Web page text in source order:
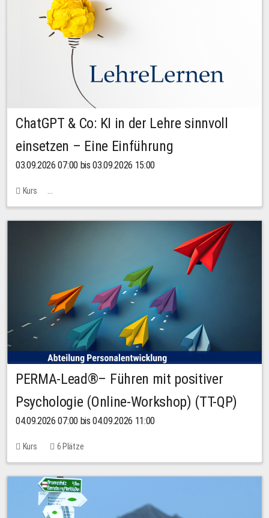
ChatGPT & Co: KI in der Lehre sinnvoll
einsetzen – Eine Einführung
03.09.2026 07:00 bis 03.09.2026 15:00
Kurs
Bachstraße 18k - SR 102 (Seminarraum Servicestelle LehreLernen)
PERMA-Lead®– Führen mit positiver
Psychologie (Online-Workshop) (TT-QP)
04.09.2026 07:00 bis 04.09.2026 11:00
Kurs 6 Plätze